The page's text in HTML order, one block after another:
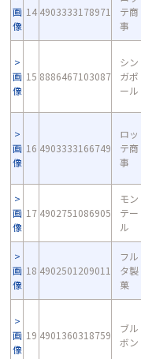
画
像
14 4903333178971
テ商
事
画
像
15 8886467103087
シン
ガポ
ール
画
像
16 4903333166749
ロッ
テ商
事
画
像
17 4902751086905
モン
テー
ル
画
像
18 4902501209011
フル
タ製
菓
画
像
19 4901360318759
ブル
ボン